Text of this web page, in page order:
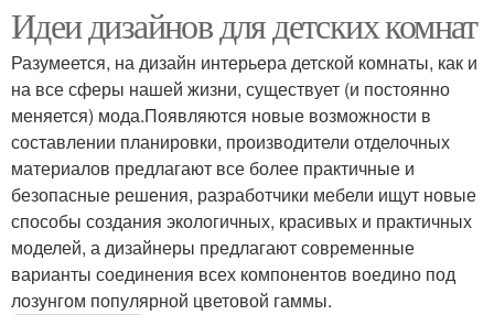
Идеи дизайнов для детских комнат
Разумеется, на дизайн интерьера детской комнаты, как и
на все сферы нашей жизни, существует (и постоянно
меняется) мода.Появляются новые возможности в
составлении планировки, производители отделочных
материалов предлагают все более практичные и
безопасные решения, разработчики мебели ищут новые
способы создания экологичных, красивых и практичных
моделей, а дизайнеры предлагают современные
варианты соединения всех компонентов воедино под
лозунгом популярной цветовой гаммы.